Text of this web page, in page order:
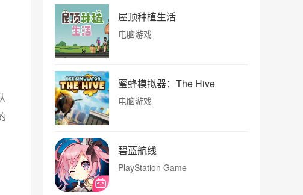
屋顶种植生活
电脑游戏
蜜蜂模拟器：The Hive
电脑游戏
碧蓝航线
PlayStation Game